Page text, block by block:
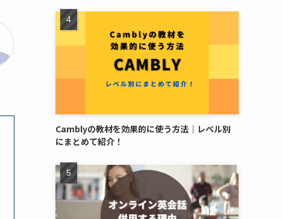
Camblyの教材を効果的に使う方法｜レベル別
にまとめて紹介！